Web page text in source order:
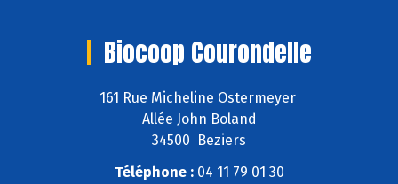
Biocoop Courondelle
161 Rue Micheline Ostermeyer
Allée John Boland
34500 Beziers
Téléphone :04 11 79 01 30